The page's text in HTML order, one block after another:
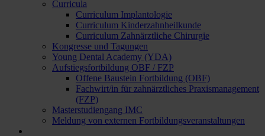
Curricula
Curriculum Implantologie
Curriculum Kinderzahnheilkunde
Curriculum Zahnärztliche Chirurgie
Kongresse und Tagungen
Young Dental Academy (YDA)
Aufstiegsfortbildung OBF / FZP
Offene Baustein Fortbildung (OBF)
Fachwirt/in für zahnärztliches Praxismanagement
(FZP)
Masterstudiengang IMC
Meldung von externen Fortbildungsveranstaltungen